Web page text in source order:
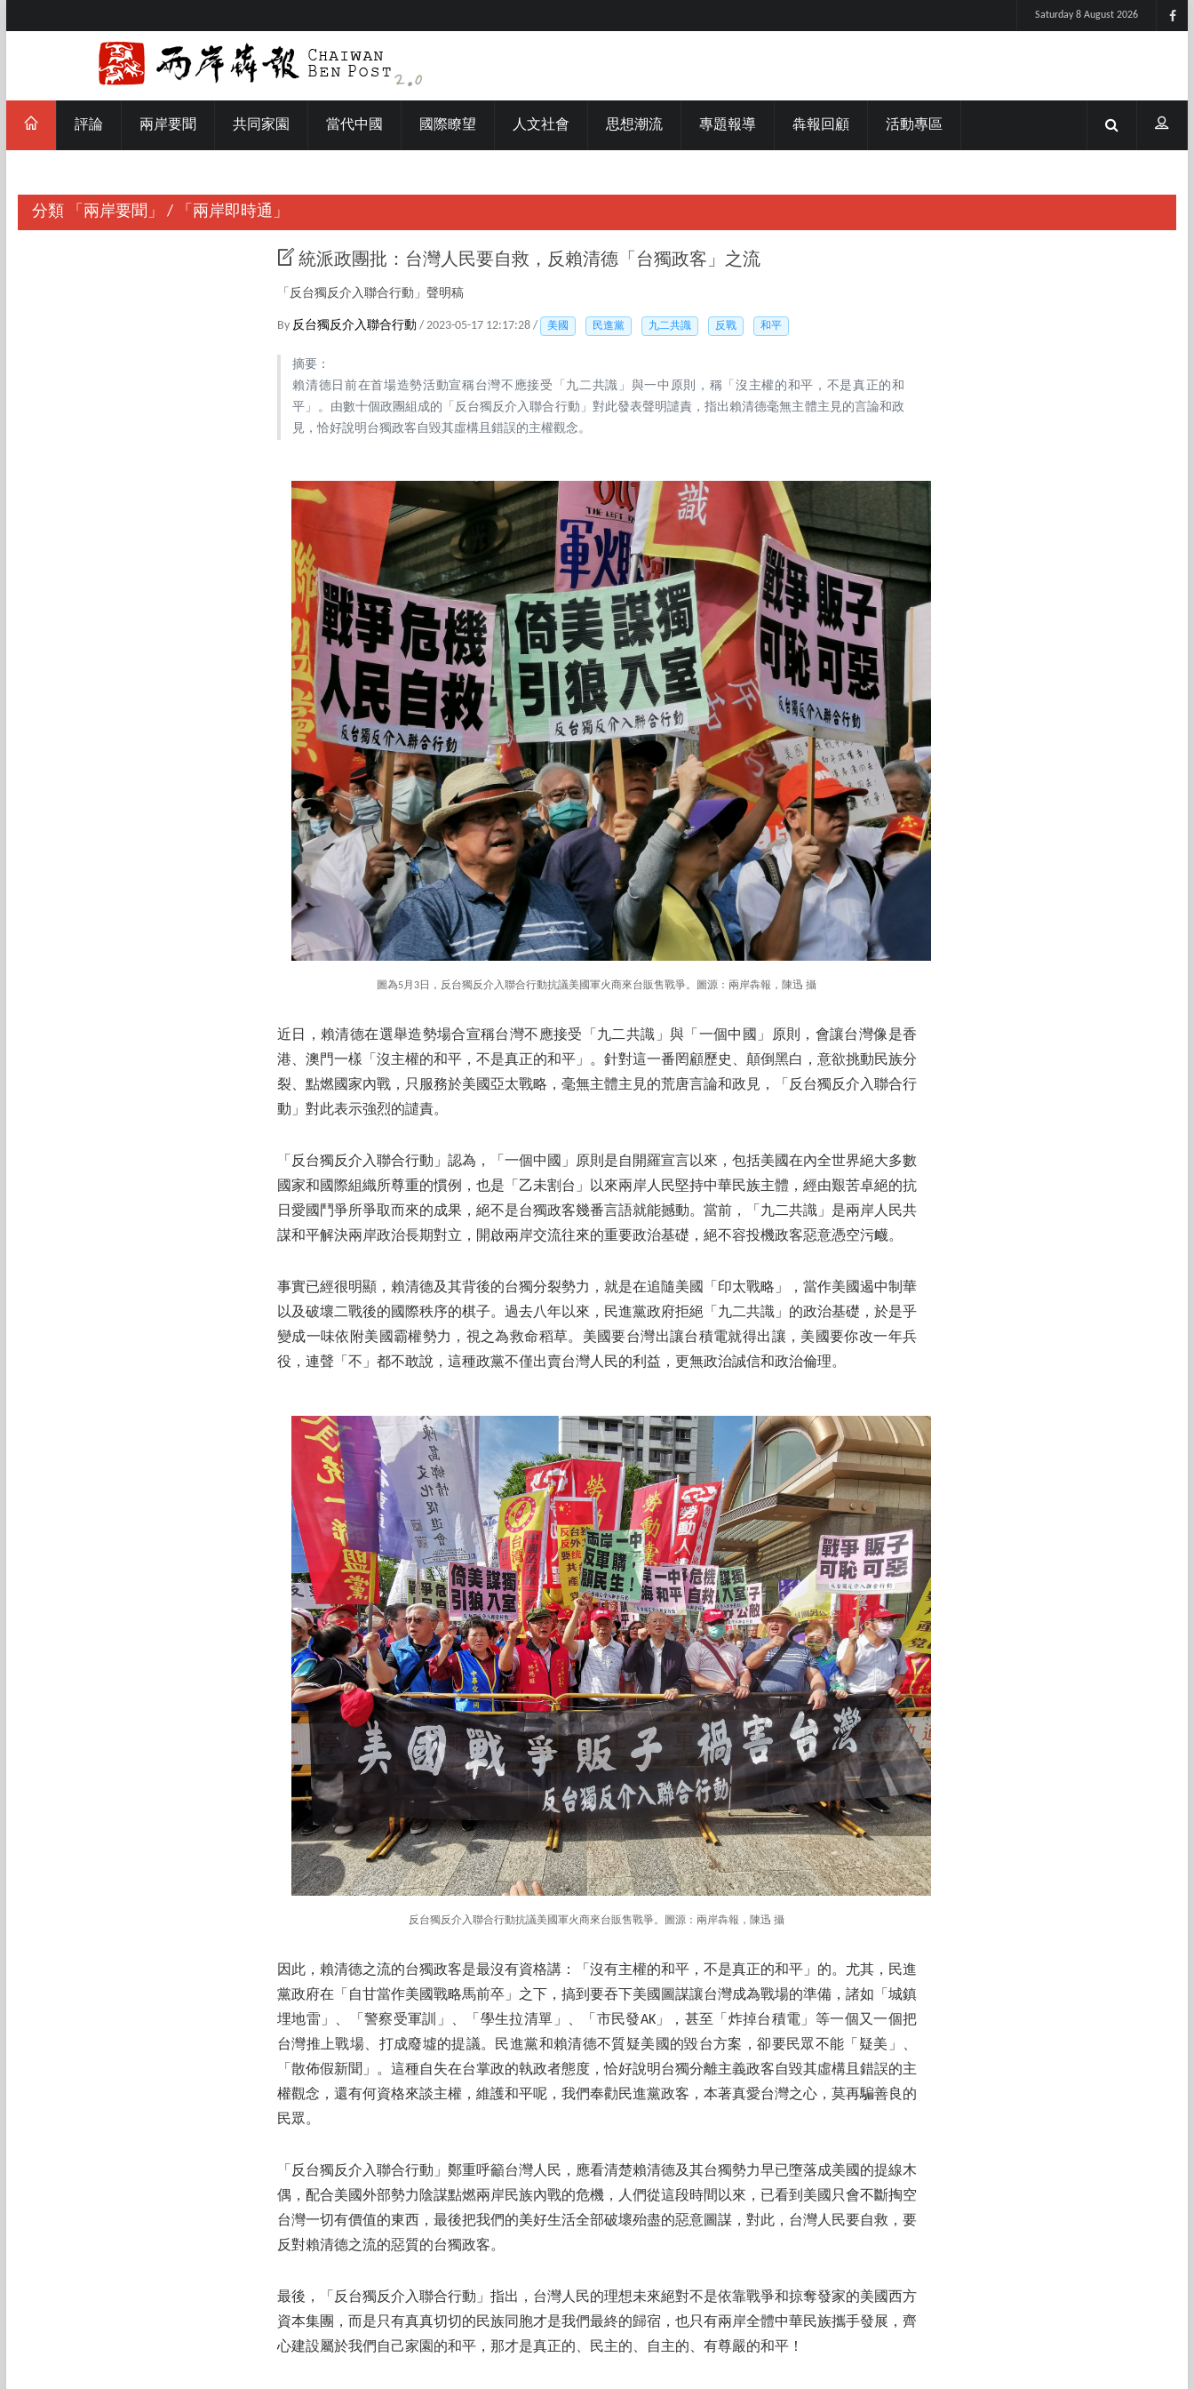
Saturday 8 August 2026
評論 兩岸要聞 共同家園 當代中國 國際瞭望 人文社會 思想潮流 專題報導 犇報回顧 活動專區
分類 「兩岸要聞」 / 「兩岸即時通」
統派政團批：台灣人民要自救，反賴清德「台獨政客」之流
「反台獨反介入聯合行動」聲明稿
By 反台獨反介入聯合行動 / 2023-05-17 12:17:28 / 美國 民進黨 九二共識 反戰 和平
摘要：
賴清德日前在首場造勢活動宣稱台灣不應接受「九二共識」與一中原則，稱「沒主權的和平，不是真正的和
平」。由數十個政團組成的「反台獨反介入聯合行動」對此發表聲明譴責，指出賴清德毫無主體主見的言論和政
見，恰好說明台獨政客自毀其虛構且錯誤的主權觀念。
圖為5月3日，反台獨反介入聯合行動抗議美國軍火商來台販售戰爭。圖源：兩岸犇報，陳迅 攝
近日，賴清德在選舉造勢場合宣稱台灣不應接受「九二共識」與「一個中國」原則，會讓台灣像是香
港、澳門一樣「沒主權的和平，不是真正的和平」。針對這一番罔顧歷史、顛倒黑白，意欲挑動民族分
裂、點燃國家內戰，只服務於美國亞太戰略，毫無主體主見的荒唐言論和政見，「反台獨反介入聯合行
動」對此表示強烈的譴責。
「反台獨反介入聯合行動」認為，「一個中國」原則是自開羅宣言以來，包括美國在內全世界絕大多數
國家和國際組織所尊重的慣例，也是「乙未割台」以來兩岸人民堅持中華民族主體，經由艱苦卓絕的抗
日愛國鬥爭所爭取而來的成果，絕不是台獨政客幾番言語就能撼動。當前，「九二共識」是兩岸人民共
謀和平解決兩岸政治長期對立，開啟兩岸交流往來的重要政治基礎，絕不容投機政客惡意憑空污衊。
事實已經很明顯，賴清德及其背後的台獨分裂勢力，就是在追隨美國「印太戰略」，當作美國遏中制華
以及破壞二戰後的國際秩序的棋子。過去八年以來，民進黨政府拒絕「九二共識」的政治基礎，於是乎
變成一味依附美國霸權勢力，視之為救命稻草。美國要台灣出讓台積電就得出讓，美國要你改一年兵
役，連聲「不」都不敢說，這種政黨不僅出賣台灣人民的利益，更無政治誠信和政治倫理。
反台獨反介入聯合行動抗議美國軍火商來台販售戰爭。圖源：兩岸犇報，陳迅 攝
因此，賴清德之流的台獨政客是最沒有資格講：「沒有主權的和平，不是真正的和平」的。尤其，民進
黨政府在「自甘當作美國戰略馬前卒」之下，搞到要吞下美國圖謀讓台灣成為戰場的準備，諸如「城鎮
埋地雷」、「警察受軍訓」、「學生拉清單」、「市民發AK」，甚至「炸掉台積電」等一個又一個把
台灣推上戰場、打成廢墟的提議。民進黨和賴清德不質疑美國的毀台方案，卻要民眾不能「疑美」、
「散佈假新聞」。這種自失在台掌政的執政者態度，恰好說明台獨分離主義政客自毀其虛構且錯誤的主
權觀念，還有何資格來談主權，維護和平呢，我們奉勸民進黨政客，本著真愛台灣之心，莫再騙善良的
民眾。
「反台獨反介入聯合行動」鄭重呼籲台灣人民，應看清楚賴清德及其台獨勢力早已墮落成美國的提線木
偶，配合美國外部勢力陰謀點燃兩岸民族內戰的危機，人們從這段時間以來，已看到美國只會不斷掏空
台灣一切有價值的東西，最後把我們的美好生活全部破壞殆盡的惡意圖謀，對此，台灣人民要自救，要
反對賴清德之流的惡質的台獨政客。
最後，「反台獨反介入聯合行動」指出，台灣人民的理想未來絕對不是依靠戰爭和掠奪發家的美國西方
資本集團，而是只有真真切切的民族同胞才是我們最終的歸宿，也只有兩岸全體中華民族攜手發展，齊
心建設屬於我們自己家園的和平，那才是真正的、民主的、自主的、有尊嚴的和平！